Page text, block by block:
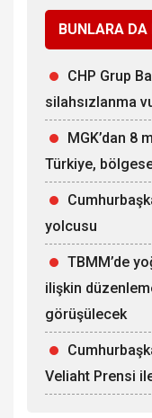
BUNLARA
CHP Grup
silahsızlanma
MGK’dan 8
Türkiye,
yolcusu
TBMM’de
ilişkin
görüşülecek
Veliaht Prensi